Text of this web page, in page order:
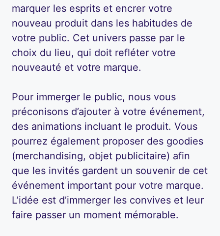
marquer les esprits et encrer votre
nouveau produit dans les habitudes de
votre public. Cet univers passe par le
choix du lieu, qui doit refléter votre
nouveauté et votre marque.
Pour immerger le public, nous vous
préconisons d’ajouter à votre événement,
des animations incluant le produit. Vous
pourrez également proposer des goodies
(merchandising, objet publicitaire) afin
que les invités gardent un souvenir de cet
événement important pour votre marque.
L’idée est d’immerger les convives et leur
faire passer un moment mémorable.